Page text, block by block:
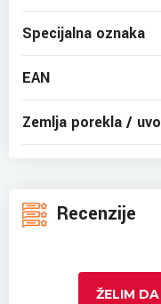
Specijalna oznaka
EAN
Zemlja porekla /
Recenzije
ŽELIM